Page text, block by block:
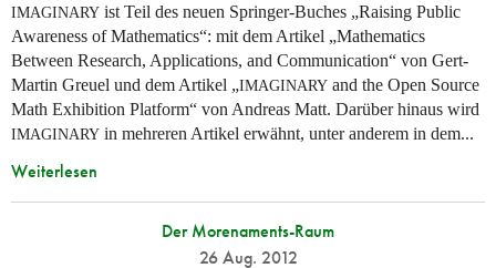
IMAGINARY ist Teil des neuen Springer-Buches „Raising Public
Awareness of Mathematics“: mit dem Artikel „Mathematics
Between Research, Applications, and Communication“ von Gert-
Martin Greuel und dem Artikel „IMAGINARY and the Open Source
Math Exhibition Platform“ von Andreas Matt. Darüber hinaus wird
IMAGINARY in mehreren Artikel erwähnt, unter anderem in dem...
Weiterlesen
Der Morenaments-Raum
26 Aug. 2012